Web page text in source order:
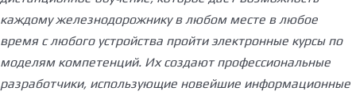
каждому железнодорожнику в любом месте в любое
время с любого устройства пройти электронные курсы по
моделям компетенций. Их создают профессиональные
разработчики, использующие новейшие информационные